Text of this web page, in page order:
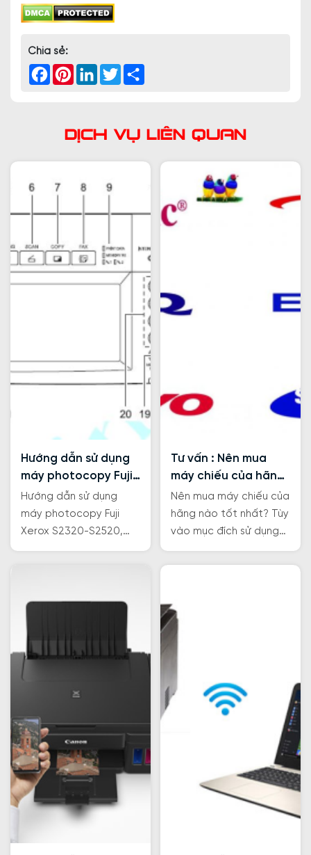
Chia sẻ:
Facebook
PinterestLinkedInTwitter
Dịch Vụ Liên Quan
Hướng dẫn sử dụng
máy photocopy Fuji
Xerox S2320-S2520
Hướng dẫn sử dụng
máy photocopy Fuji
Xerox S2320-S2520,
hướng dẫn sử dụng máy
Tư vấn : Nên mua
máy chiếu của hãng
nào
Nên mua máy chiếu của
hãng nào tốt nhất? Tùy
vào mục đích sử dụng
và chi phí đầu tư để lựa
chọn dòng máy chiếu